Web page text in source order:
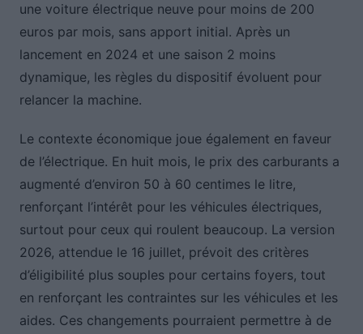
une voiture électrique neuve pour moins de 200
euros par mois, sans apport initial. Après un
lancement en 2024 et une saison 2 moins
dynamique, les règles du dispositif évoluent pour
relancer la machine.
Le contexte économique joue également en faveur
de l’électrique. En huit mois, le prix des carburants a
augmenté d’environ 50 à 60 centimes le litre,
renforçant l’intérêt pour les véhicules électriques,
surtout pour ceux qui roulent beaucoup. La version
2026, attendue le 16 juillet, prévoit des critères
d’éligibilité plus souples pour certains foyers, tout
en renforçant les contraintes sur les véhicules et les
aides. Ces changements pourraient permettre à de